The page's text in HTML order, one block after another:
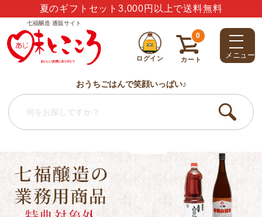
ありがとう・うれしい・楽しい・大好き・しあわせ
七福醸造 通販サイト
ログイン
0
カート メニュー
おうちごはんで笑顔いっぱい♪